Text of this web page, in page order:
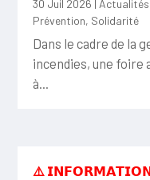
30 Juil 2026 Actualités
Prévention, Solidarité
Dans le cadre de la
incendies, une foire
à...
⚠️